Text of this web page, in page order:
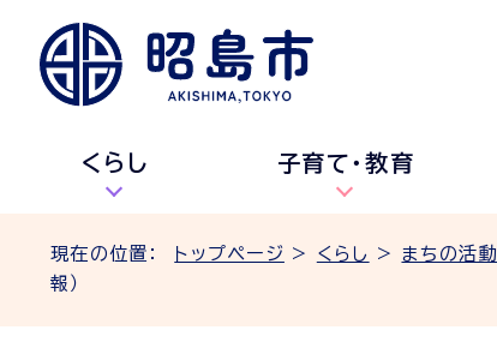
くらし 子育て・教育
現在の位置： トップページ > くらし > まちの活動
報）